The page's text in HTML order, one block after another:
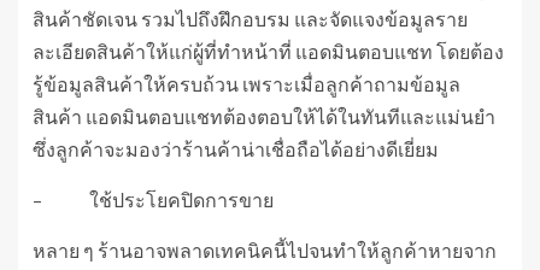
สินค้าชัดเจน รวมไปถึงฝึกอบรม และจัดแจงข้อมูลราย
ละเอียดสินค้าให้แก่ผู้ที่ทำหน้าที่ แอดมินตอบแชท โดยต้อง
รู้ข้อมูลสินค้าให้ครบถ้วน เพราะเมื่อลูกค้าถามข้อมูล
สินค้า แอดมินตอบแชทต้องตอบให้ได้ในทันทีและแม่นยำ
ซึ่งลูกค้าจะมองว่าร้านค้าน่าเชื่อถือได้อย่างดีเยี่ยม
– ใช้ประโยคปิดการขาย
หลาย ๆ ร้านอาจพลาดเทคนิคนี้ไปจนทำให้ลูกค้าหายจาก